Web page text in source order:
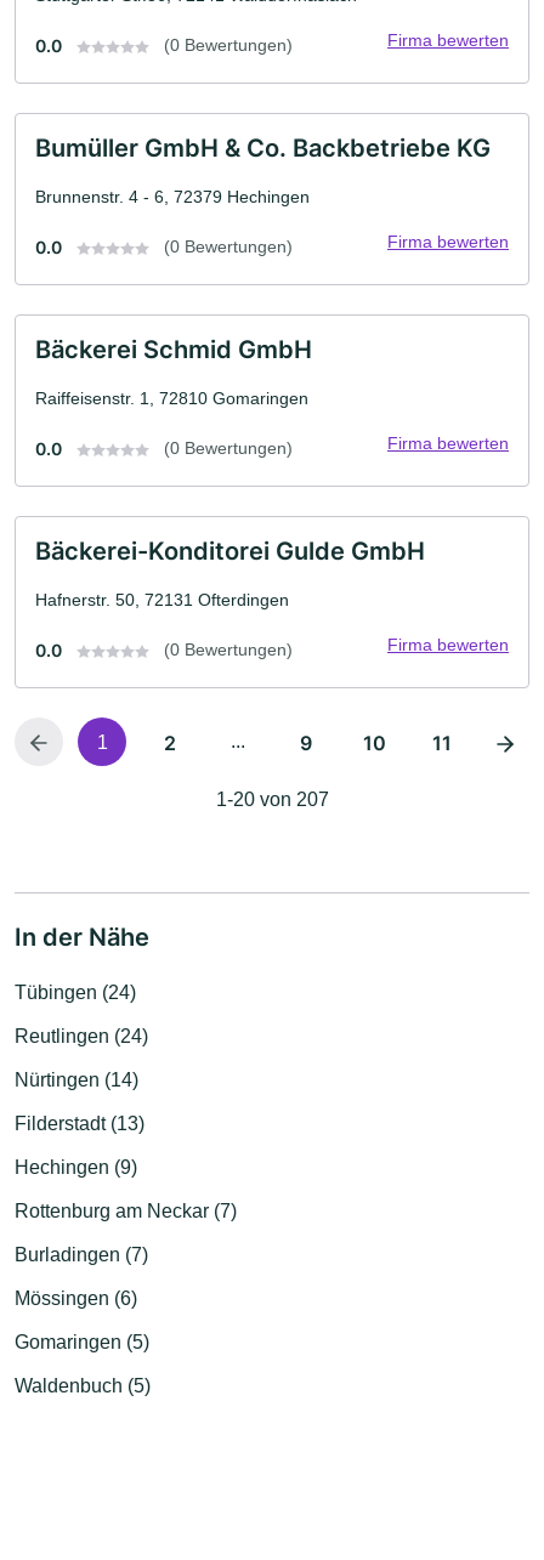
0.0 (0 Bewertungen) Firma bewerten
Bumüller GmbH & Co. Backbetriebe KG
Brunnenstr. 4 - 6, 72379 Hechingen
0.0 (0 Bewertungen) Firma bewerten
Bäckerei Schmid GmbH
Raiffeisenstr. 1, 72810 Gomaringen
0.0 (0 Bewertungen) Firma bewerten
Bäckerei-Konditorei Gulde GmbH
Hafnerstr. 50, 72131 Ofterdingen
0.0 (0 Bewertungen) Firma bewerten
1 2 ... 9 10 11
1-20 von 207
In der Nähe
Tübingen (24)
Reutlingen (24)
Nürtingen (14)
Filderstadt (13)
Hechingen (9)
Rottenburg am Neckar (7)
Burladingen (7)
Mössingen (6)
Gomaringen (5)
Waldenbuch (5)